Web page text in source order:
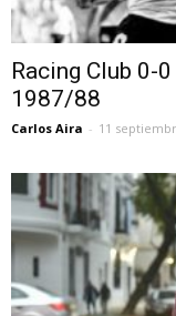
Racing Club 0-
1987/88
Carlos Aira - 11